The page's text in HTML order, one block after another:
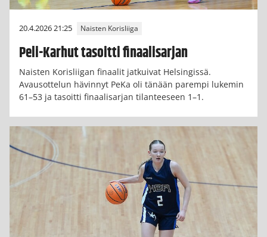
20.4.2026 21:25 Naisten Korisliiga
Peli-Karhut tasoitti finaalisarjan
Naisten Korisliigan finaalit jatkuivat Helsingissä.
Avausottelun hävinnyt PeKa oli tänään parempi lukemin
61–53 ja tasoitti finaalisarjan tilanteeseen 1–1.